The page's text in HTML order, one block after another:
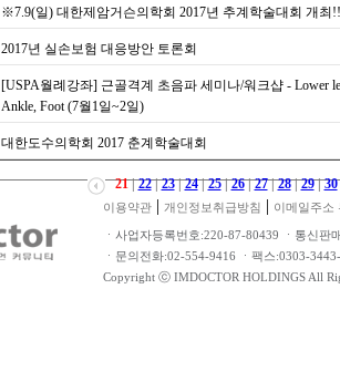
※7.9(일) 대한제암거슨의학회 2017년 추계학술대회 개
2017년 실손보험 대응방안 토론회
[USPA월례강좌] 근골격계 초음파 세미나/워크샵 - Lower
Ankle, Foot (7월1일~2일)
대한도수의학회 2017 춘계학술대회
21|22|23|24|25|26|27|28|29|30
이용약관 | 개인정보취급방침 | 이메일주소
ㆍ사업자등록번호:220-87-80439 ㆍ통신판
ㆍ문의전화:02-554-9416 ㆍ팩스:0303-
Copyright ⓒ IMDOCTOR HOLDINGS All